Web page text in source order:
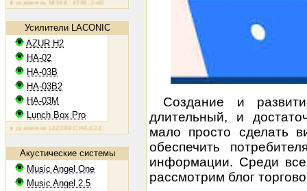
MINI 6: KT88, 2х60 ВтЛамповый усилитель MINIP1: 6AQ5, 2х10 Вт
Усилители LACONIC
AZUR H2
HA-02
HA-03B
HA-03B2
HA-03M
Lunch Box Pro
LACONIC HA-02,03B/B2/M: 6N6P, 2х1,2 Вт на 300 Ом
Акустические системы
Music Angel One
Music Angel 2.5
Создание и
длительный, и
мало просто сделать
обеспечить
информации. Среди
рассмотрим блог